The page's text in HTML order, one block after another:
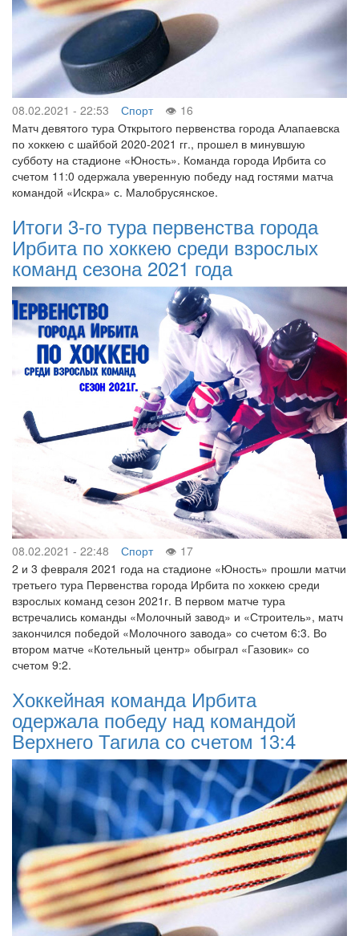
08.02.2021 - 22:53 Спорт
16
Матч девятого тура Открытого первенства города Алапаевска
по хоккею с шайбой 2020-2021 гг., прошел в минувшую
субботу на стадионе «Юность». Команда города Ирбита со
счетом 11:0 одержала уверенную победу над гостями матча
командой «Искра» с. Малобрусянское.
Итоги 3-го тура первенства города
Ирбита по хоккею среди взрослых
команд сезона 2021 года
08.02.2021 - 22:48 Спорт
17
2 и 3 февраля 2021 года на стадионе «Юность» прошли матчи
третьего тура Первенства города Ирбита по хоккею среди
взрослых команд сезон 2021г. В первом матче тура
встречались команды «Молочный завод» и «Строитель», матч
закончился победой «Молочного завода» со счетом 6:3. Во
втором матче «Котельный центр» обыграл «Газовик» со
счетом 9:2.
Хоккейная команда Ирбита
одержала победу над командой
Верхнего Тагила со счетом 13:4